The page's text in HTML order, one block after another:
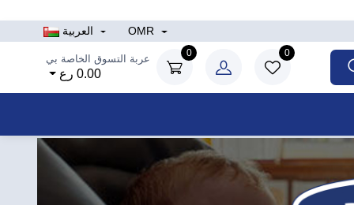
OMR
0
0 عربة التسوق الخاصة بي
0.00 رع